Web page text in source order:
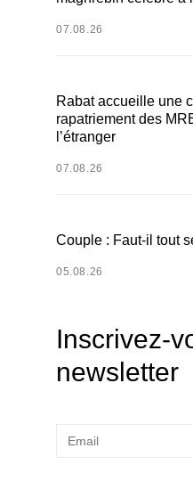
07.08.26
Rabat accueille une
rapatriement des
l’étranger
07.08.26
Couple : Faut-il tout
05.08.26
Inscrivez-
newsletter